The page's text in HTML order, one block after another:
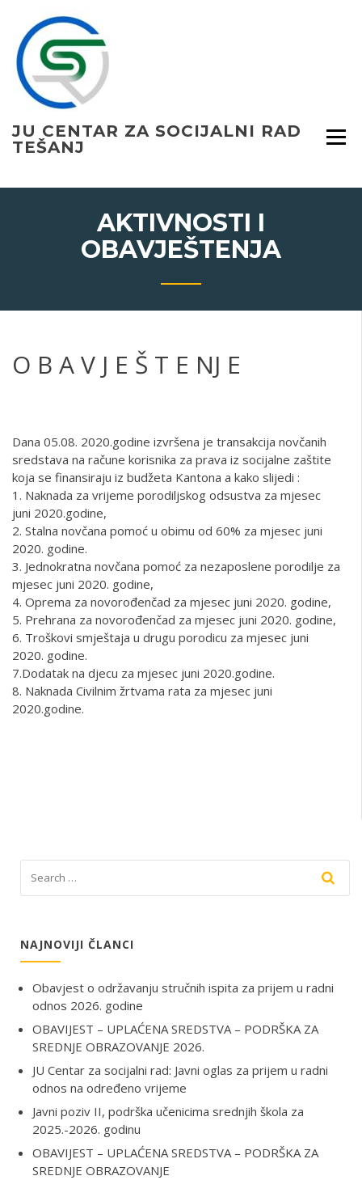
content
JU CENTAR ZA SOCIJALNI RAD
TEŠANJ
AKTIVNOSTI I
OBAVJEŠTENJA
O B A V J E Š T E NJ E
Dana 05.08. 2020.godine izvršena je transakcija novčanih
sredstava na račune korisnika za prava iz socijalne zaštite
koja se finansiraju iz budžeta Kantona a kako slijedi :
1. Naknada za vrijeme porodiljskog odsustva za mjesec
juni 2020.godine,
2. Stalna novčana pomoć u obimu od 60% za mjesec juni
2020. godine.
3. Jednokratna novčana pomoć za nezaposlene porodilje za
mjesec juni 2020. godine,
4. Oprema za novorođenčad za mjesec juni 2020. godine,
5. Prehrana za novorođenčad za mjesec juni 2020. godine,
6. Troškovi smještaja u drugu porodicu za mjesec juni
2020. godine.
7.Dodatak na djecu za mjesec juni 2020.godine.
8. Naknada Civilnim žrtvama rata za mjesec juni
2020.godine.
NAJNOVIJI ČLANCI
Obavjest o održavanju stručnih ispita za prijem u radni
odnos 2026. godine
OBAVIJEST – UPLAĆENA SREDSTVA – PODRŠKA ZA
SREDNJE OBRAZOVANJE 2026.
JU Centar za socijalni rad: Javni oglas za prijem u radni
odnos na određeno vrijeme
Javni poziv II, podrška učenicima srednjih škola za
2025.-2026. godinu
OBAVIJEST – UPLAĆENA SREDSTVA – PODRŠKA ZA
SREDNJE OBRAZOVANJE